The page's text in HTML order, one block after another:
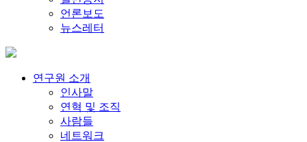
언론보도
뉴스레터
연구원 소개
인사말
연혁 및 조직
사람들
네트워크